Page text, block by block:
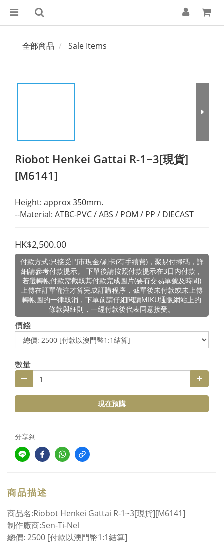
全部商品 Sale Items
Riobot Henkei Gattai R-1~3[現貨]
[M6141]
Height: approx 350mm.
--Material: ATBC-PVC / ABS / POM / PP / DIECAST
HK$2,500.00
付款方式:只接受門市現金/刷卡(有手續費)，聚易付掃碼，詳
細請參考付款提示。 下單後請按照付款提示在3日內付款，
若選轉帳付款需截取其付款完成圖片(要有交易單號及時間)
上傳在訂單備注才算完成訂購程序，截單後未付款或未上傳
轉帳圖的一律取消，下單前請仔細閱讀MIKU通販網站上的
條款與細則，一經付款後代表同意接受。
價錢
數量
現在預購
分享到
商品描述
商品名:Riobot Henkei Gattai R-1~3[現貨][M6141]
制作廠商:Sen-Ti-Nel
總價: 2500 [付款以澳門幣1:1結算]